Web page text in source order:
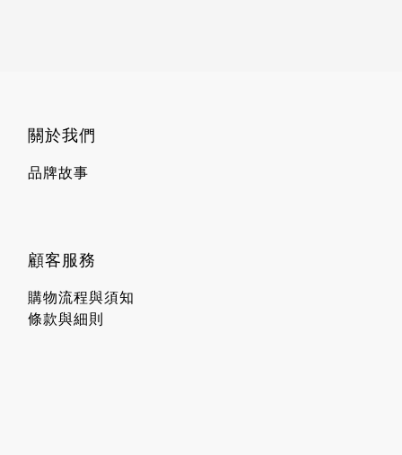
關於我們
品牌故事
顧客服務
購物流程與須知
條款與細則